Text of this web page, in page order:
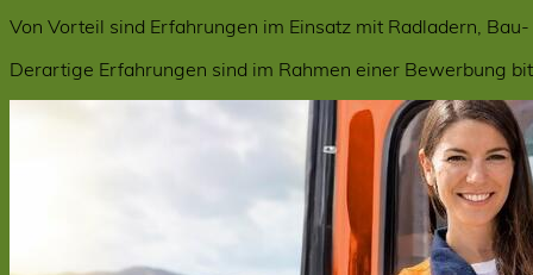
Von Vorteil sind Erfahrungen im Einsatz mit Radladern,
Derartige Erfahrungen sind im Rahmen einer Bewerbung